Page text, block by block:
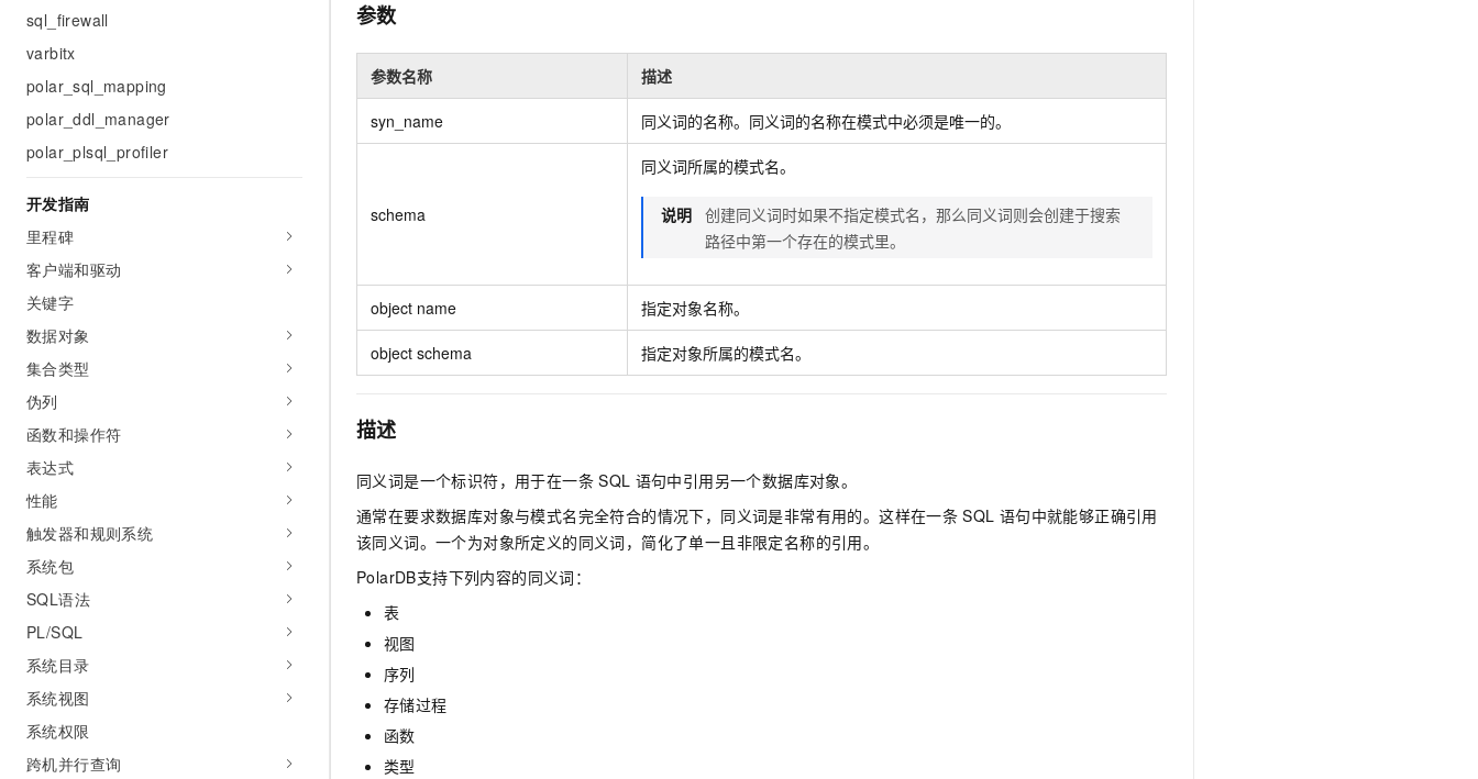
sql_firewall
varbitx
polar_sql_mapping
polar_ddl_manager
polar_plsql_profiler
开发指南
里程碑
客户端和驱动
关键字
数据对象
集合类型
伪列
函数和操作符
表达式
性能
触发器和规则系统
系统包
SQL语法
PL/SQL
系统目录
系统视图
系统权限
跨机并行查询
参数
参数名称 描述
syn_name 同义词的名称。同义词的名称在模式中必须是唯一的。
schema
同义词所属的模式名。
说明 创建同义词时如果不指定模式名，那么同义词则会创建于搜索
路径中第一个存在的模式里。
object name 指定对象名称。
object schema 指定对象所属的模式名。
描述
同义词是一个标识符，用于在一条 SQL 语句中引用另一个数据库对象。
通常在要求数据库对象与模式名完全符合的情况下，同义词是非常有用的。这样在一条 SQL 语句中就能够正确引用
该同义词。一个为对象所定义的同义词，简化了单一且非限定名称的引用。
PolarDB支持下列内容的同义词：
表
视图
序列
存储过程
函数
类型
大模型解决方案
快速部署 Dify，高效搭建 AI 应用 10分钟微调：让0.6B模型媲美235B模型
即刻拥有 DeepSeek-R1 满血版
多种方案随心选，轻松解锁专属 DeepSeek
多模态数据信息提取
终端用户计算
Serverless
开发工具
迁移与运维管理
专有云